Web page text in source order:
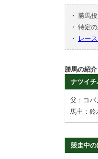
・
勝馬
・ 特定
・
レー
勝馬の紹介
ナツイチ
父：コパ
馬主：鈴
競走中